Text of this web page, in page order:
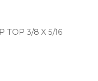
TOP 3/8 X 5/16